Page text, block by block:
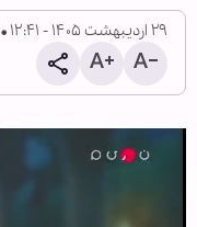
۲۹ اردیبهشت ۱۴۰۵ - ۱۲:۴۱